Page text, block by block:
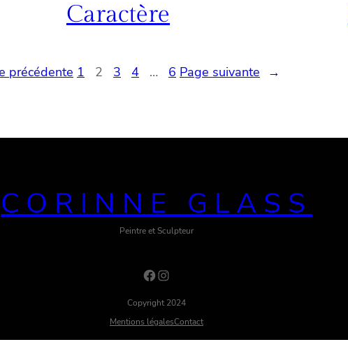
Caractère
précédente 1 2 3 4 … 6 Page suivante →
CORINNE GLASS
Peintre et Sculpteur
Facebook Instagram
Copyright 2024
Mentions légalesContact